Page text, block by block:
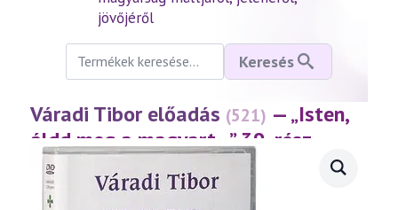
jövőjéről
Keresés
következőre:
Keresés
Váradi Tibor előadás (521) — „Isten,
áldd meg a magyart…” 39. rész
(2009.05.15.)